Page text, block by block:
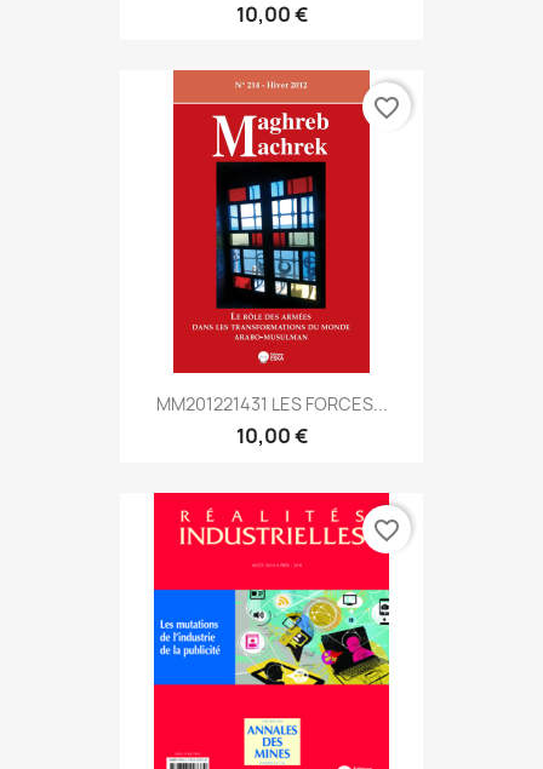
10,00 €
MM201221431 LES FORCES...
10,00 €
favorite_border
favorite_border